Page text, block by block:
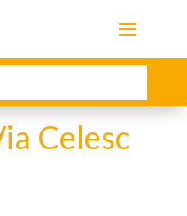
Celesc